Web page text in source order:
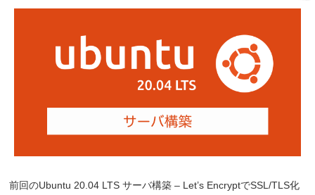
前回のUbuntu 20.04 LTS サーバ構築 – Let’s EncryptでSSL/TLS化